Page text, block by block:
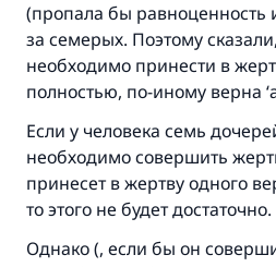
(пропала бы равноценность
за семерых. Поэтому
необходимо принести в
полностью, по-иному верна
Если у человека семь
необходимо совершить
принесет в жертву одного
то этого не будет достаточно.
Однако (, если бы он